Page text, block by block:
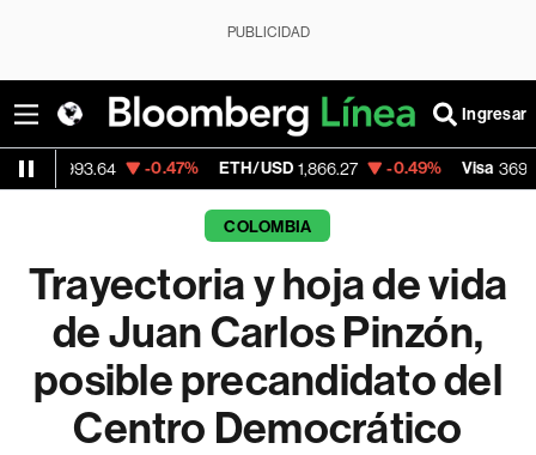
PUBLICIDAD
Ingresar
-0.47% ETH/USD 1,866.27 -0.49% Visa 369.59
COLOMBIA
Trayectoria y hoja de vida
de Juan Carlos Pinzón,
posible precandidato del
Centro Democrático